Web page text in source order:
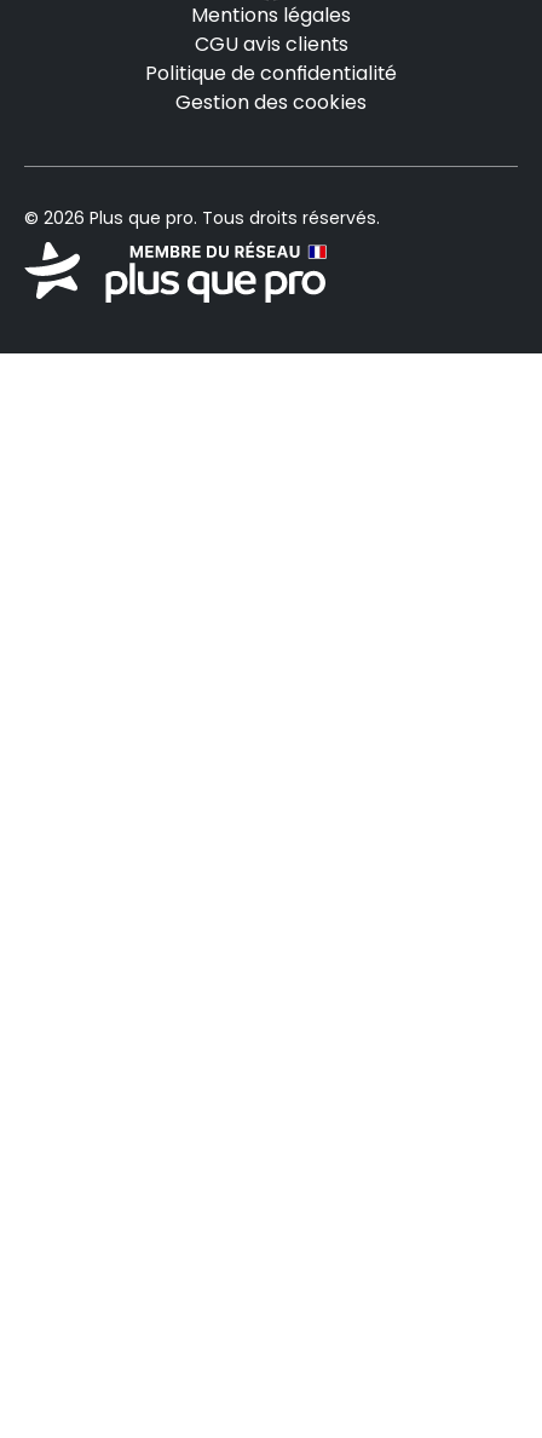
Mentions légales
CGU avis clients
Politique de confidentialité
Gestion des cookies
© 2026 Plus que pro. Tous droits réservés.